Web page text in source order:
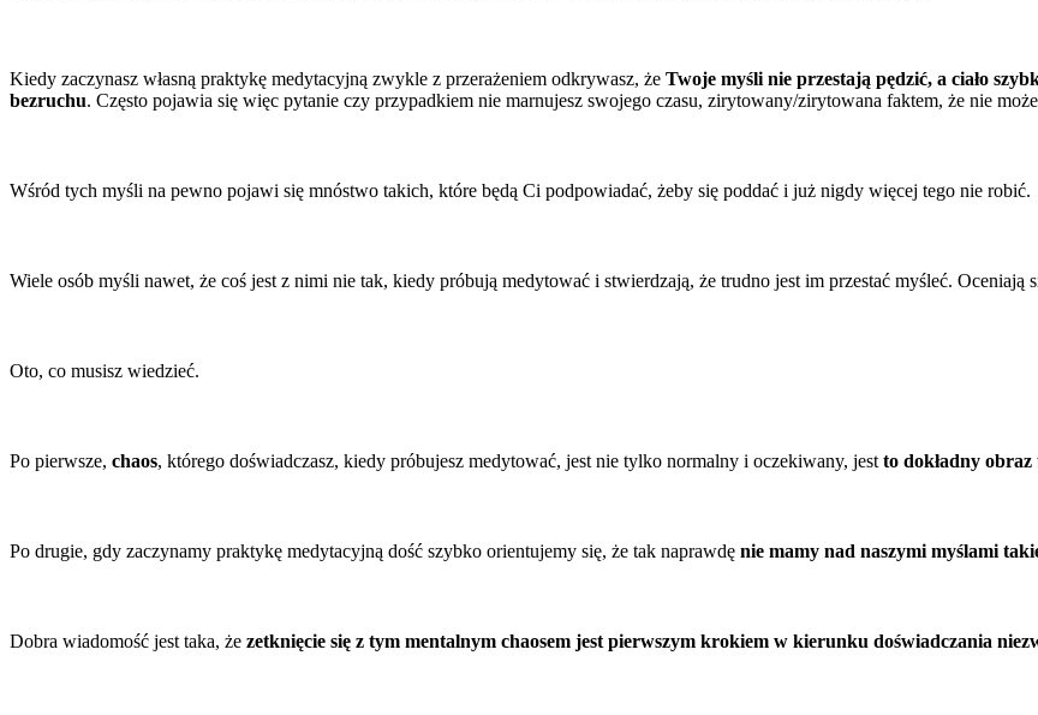
Kiedy zaczynasz własną praktykę medytacyjną zwykle z przerażeniem odkrywasz, że Twoje myśli nie przestają pędzić, a ciało
bezruchu. Często pojawia się więc pytanie czy przypadkiem nie marnujesz swojego czasu, zirytowany/zirytowana faktem, że nie
Wśród tych myśli na pewno pojawi się mnóstwo takich, które będą Ci podpowiadać, żeby się poddać i już nigdy więcej tego nie robić.
Wiele osób myśli nawet, że coś jest z nimi nie tak, kiedy próbują medytować i stwierdzają, że trudno jest im przestać myśleć. Oceniają
Oto, co musisz wiedzieć.
Po pierwsze, chaos, którego doświadczasz, kiedy próbujesz medytować, jest nie tylko normalny i oczekiwany, jest to dokładny obraz
Po drugie, gdy zaczynamy praktykę medytacyjną dość szybko orientujemy się, że tak naprawdę nie mamy nad naszymi myślami
Dobra wiadomość jest taka, że ​​ zetknięcie się z tym mentalnym chaosem jest pierwszym krokiem w kierunku doświadczania